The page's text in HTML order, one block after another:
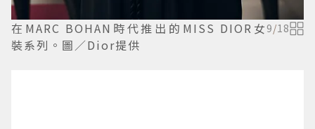
在MARC BOHAN時代推出的MISS DIOR女
裝系列。圖／Dior提供
9/18